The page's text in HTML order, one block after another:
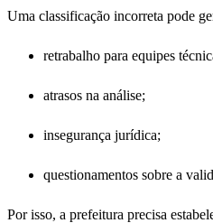
Uma classificação incorreta pode
retrabalho para equipes
atrasos na análise;
insegurança jurídica;
questionamentos sobre a
Por isso, a prefeitura precisa